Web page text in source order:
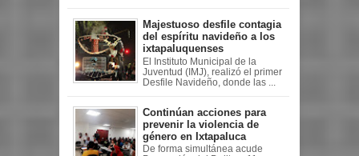
Majestuoso desfile contagia
del espíritu navideño a los
ixtapaluquenses
El Instituto Municipal de la
Juventud (IMJ), realizó el primer
Desfile Navideño, donde las ...
Continúan acciones para
prevenir la violencia de
género en Ixtapaluca
De forma simultánea acude